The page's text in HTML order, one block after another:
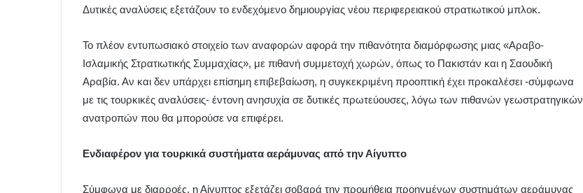
Δυτικές αναλύσεις εξετάζουν το ενδεχόμενο δημιουργίας νέου περιφερειακού στρατιωτικού μπλοκ.
Το πλέον εντυπωσιακό στοιχείο των αναφορών αφορά την πιθανότητα διαμόρφωσης μιας «Αραβο-
Ισλαμικής Στρατιωτικής Συμμαχίας», με πιθανή συμμετοχή χωρών, όπως το Πακιστάν και η Σαουδική
Αραβία. Αν και δεν υπάρχει επίσημη επιβεβαίωση, η συγκεκριμένη προοπτική έχει προκαλέσει -σύμφωνα
με τις τουρκικές αναλύσεις- έντονη ανησυχία σε δυτικές πρωτεύουσες, λόγω των πιθανών γεωστρατηγικών
ανατροπών που θα μπορούσε να επιφέρει.
Ενδιαφέρον για τουρκικά συστήματα αεράμυνας από την Αίγυπτο
Σύμφωνα με διαρροές, η Αίγυπτος εξετάζει σοβαρά την προμήθεια προηγμένων συστημάτων αεράμυνας